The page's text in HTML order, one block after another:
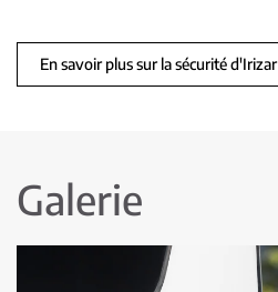
En savoir plus sur la sécurité d'Irizar
Galerie